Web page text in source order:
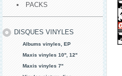
PACKS
DISQUES VINYLES
Albums vinyles, EP
Maxis vinyles 10'', 12''
Maxis vinyles 7''